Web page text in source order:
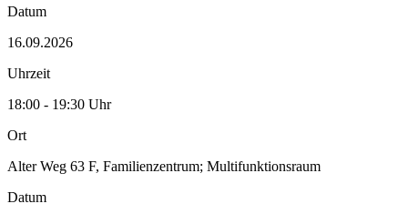
Datum
16.09.2026
Uhrzeit
18:00 - 19:30 Uhr
Ort
Alter Weg 63 F, Familienzentrum; Multifunktionsraum
Datum